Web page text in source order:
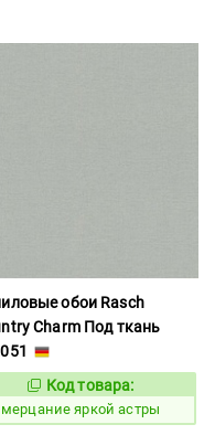
обои Rasch
Charm Под ткань
975831
Код товара:
мерцание яркой астры